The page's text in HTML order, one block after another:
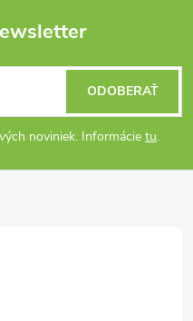
noviniek. Informácie tu.
ODOBERAŤ